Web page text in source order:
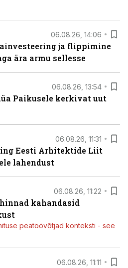
06.08.26, 14:06
ja flippimine
ära armu sellesse
06.08.26, 13:54
Paikusele kerkivat uut
06.08.26, 11:31
Eesti Arhitektide Liit
lahendust
06.08.26, 11:22
kahandasid
peatöövõtjad konteksti - see
06.08.26, 11:11